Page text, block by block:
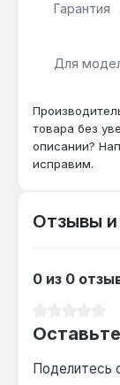
Датчик
— он
Гарантия
Для
товара без
описании?
исправим.
Отзывы
0 из 0
Поделитесь